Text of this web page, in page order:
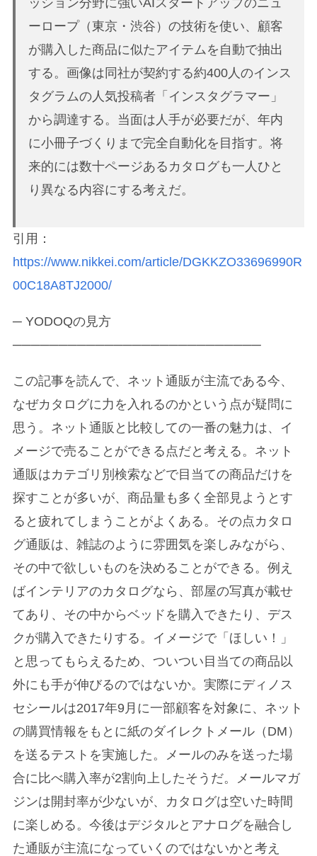
ーロープ（東京・渋谷）の技術を使い、顧客
が購入した商品に似たアイテムを自動で抽出
する。画像は同社が契約する約400人のインス
タグラムの人気投稿者「インスタグラマー」
から調達する。当面は人手が必要だが、年内
に小冊子づくりまで完全自動化を目指す。将
来的には数十ページあるカタログも一人ひと
り異なる内容にする考えだ。
引用：
https://www.nikkei.com/article/DGKKZO33696990R
00C18A8TJ2000/
─ YODOQの見方
───────────────────────────
この記事を読んで、ネット通販が主流である今、
なぜカタログに力を入れるのかという点が疑問に
思う。ネット通販と比較しての一番の魅力は、イ
メージで売ることができる点だと考える。ネット
通販はカテゴリ別検索などで目当ての商品だけを
探すことが多いが、商品量も多く全部見ようとす
ると疲れてしまうことがよくある。その点カタロ
グ通販は、雑誌のように雰囲気を楽しみながら、
その中で欲しいものを決めることができる。例え
ばインテリアのカタログなら、部屋の写真が載せ
てあり、その中からベッドを購入できたり、デス
クが購入できたりする。イメージで「ほしい！」
と思ってもらえるため、ついつい目当ての商品以
外にも手が伸びるのではないか。実際にディノス
セシールは2017年9月に一部顧客を対象に、ネット
の購買情報をもとに紙のダイレクトメール（DM）
を送るテストを実施した。メールのみを送った場
合に比べ購入率が2割向上したそうだ。メールマガ
ジンは開封率が少ないが、カタログは空いた時間
に楽しめる。今後はデジタルとアナログを融合し
た通販が主流になっていくのではないかと考え